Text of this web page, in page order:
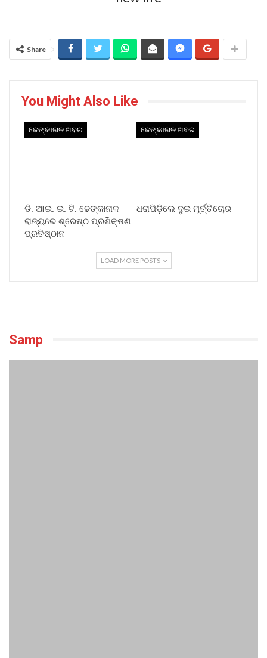
Share
You Might Also Like
ଢେଙ୍କାନାଳ ଖବର
ଡି. ଆଇ. ଇ. ଟି. ଢେଙ୍କାନାଳ
ରାଜ୍ୟରେ ଶ୍ରେଷ୍ଠ ପ୍ରଶିକ୍ଷଣ
ପ୍ରତିଷ୍ଠାନ
ଢେଙ୍କାନାଳ ଖବର
ଧରାପିଡ଼ିଲେ ଦୁଇ ମୂର୍ତ୍ତିଚୋର
LOAD MORE POSTS
Samp